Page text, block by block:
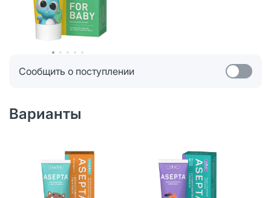
Сообщить о поступлении
Варианты